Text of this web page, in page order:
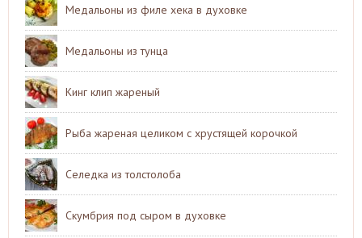
Медальоны из филе хека в духовке
Медальоны из тунца
Кинг клип жареный
Рыба жареная целиком с хрустящей корочкой
Селедка из толстолоба
Скумбрия под сыром в духовке